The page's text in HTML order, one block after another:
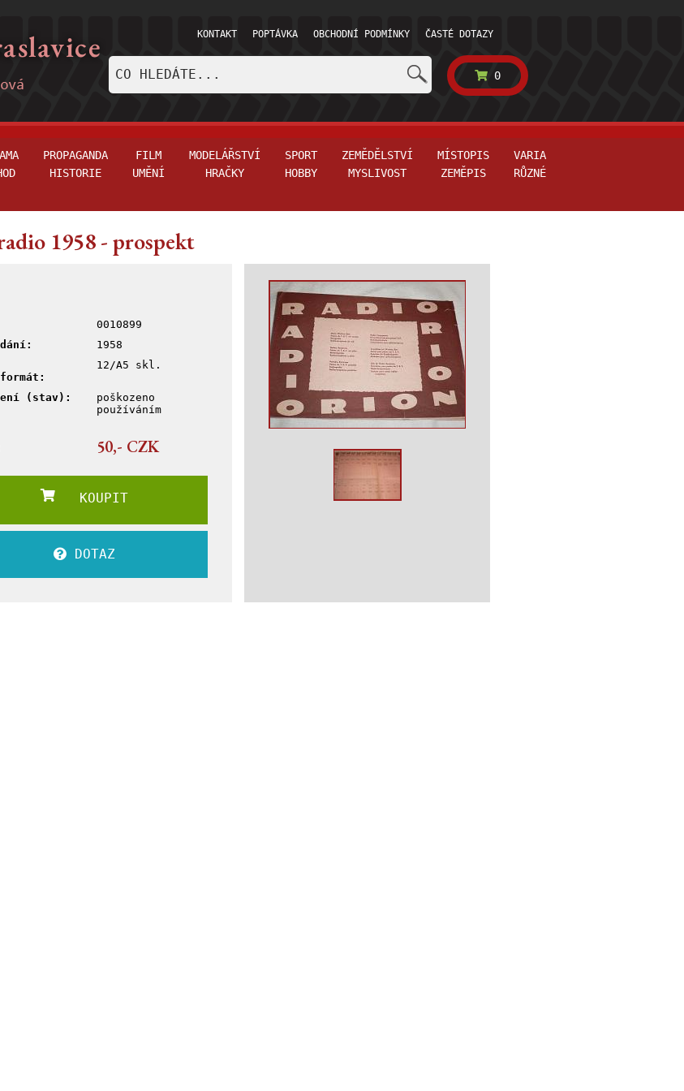
KONTAKT POPTÁVKA OBCHODNÍ PODMÍNKY ČASTÉ DOTAZY
0
PROPAGANDA
HISTORIE
FILM
UMĚNÍ
MODELÁŘSTVÍ
HRAČKY
SPORT
HOBBY
ZEMĚDĚLSTVÍ
MYSLIVOST
MÍSTOPIS
ZEMĚPIS
VARIA
RŮZNÉ
1958 - prospekt
0010899
1958
12/A5 skl.
(stav):
poškozeno
používáním
50,- CZK
KOUPIT
DOTAZ